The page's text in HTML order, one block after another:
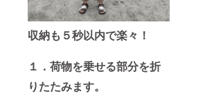
収納も５秒以内で楽々！
１．荷物を乗せる部分を折
りたたみます。